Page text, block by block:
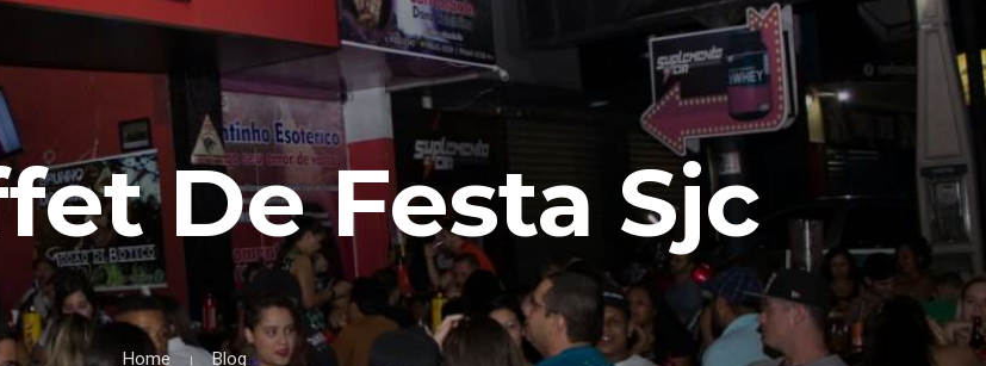
De Festa Sjc
Home Blog